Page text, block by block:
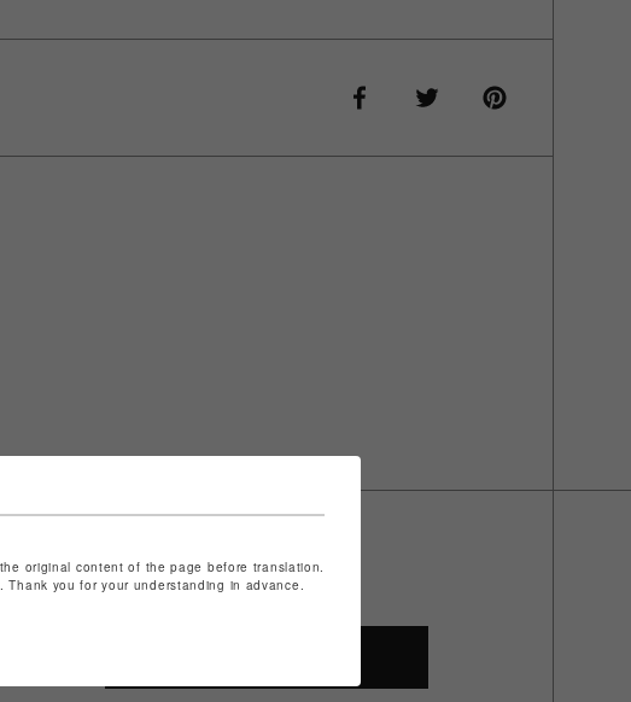
original content of the page before translation.
you for your understanding in advance.